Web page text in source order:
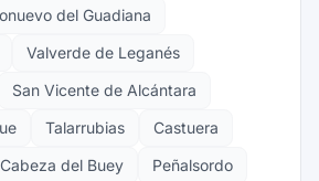
del Guadiana
Valverde de Leganés
San Vicente de Alcántara
Talarrubias
Castuera
Cabeza del Buey
Peñalsordo